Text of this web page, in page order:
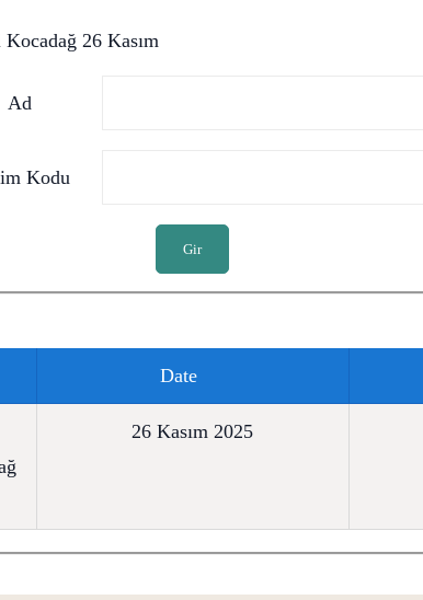
26 Kasım
Ad
Kodu
Gir
Date
26 Kasım 2025